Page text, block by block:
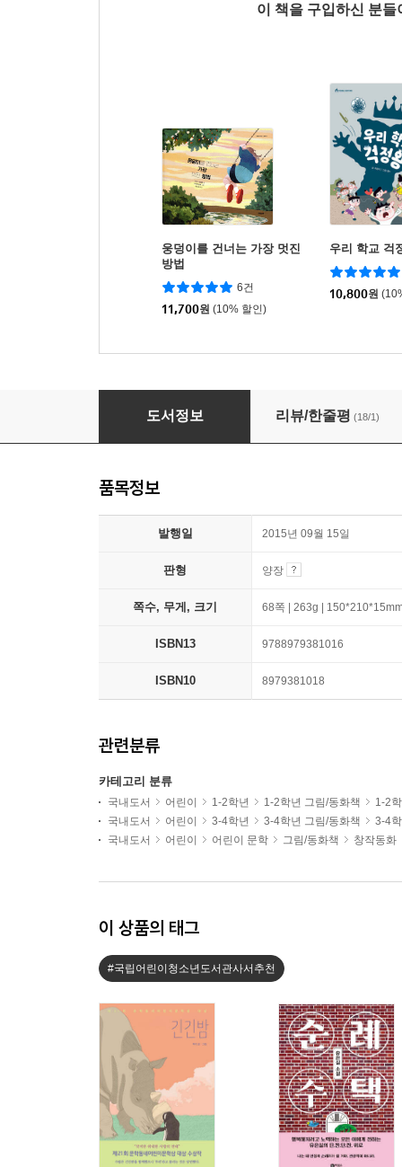
이 책을 구입하신 분
웅덩이를 건너는 가장 멋진
방법
6건
11,700원 (10% 할인)
우리 학교 걱
10,800원
알렉스 스콧, 레모네이드의 기적
도서정보 리뷰/한줄평 (18/1)
품목정보
발행일 2015년 09월 15일
판형 양장
쪽수, 무게, 크기 68쪽 | 263g |
ISBN13 9788979381016
ISBN10 8979381018
관련분류
카테고리 분류
국내도서 어린이 1-2학년 1-2학년 그림/동화책
1-2
국내도서
어린이 3-4학년 3-4학년 그림/동화책
3-4
국내도서
어린이 어린이 문학 그림/동화책 창작동화
이 상품의 태그
#국립어린이청소년도서관사서추천